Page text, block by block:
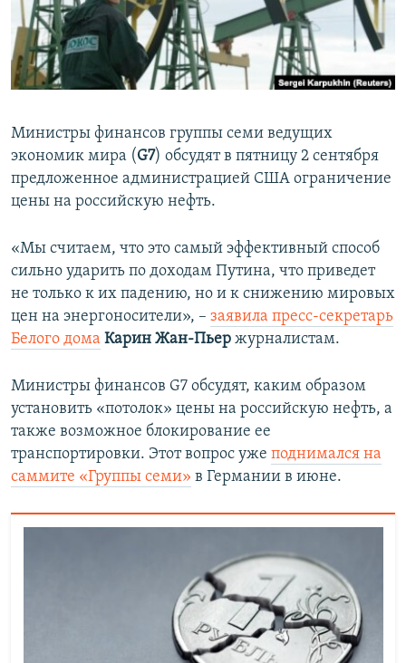
ПОБЕДИТЕЛЕЙ НЕ СУДЯТ?
КРЫМ.НЕПОКОРЕННЫЙ
ELIFBE
ПРИСОЕДИНЯЙТЕСЬ!
Все сайты RFE/RL
Министры финансов группы семи ведущих
экономик мира (G7) обсудят в пятницу 2 сентября
предложенное администрацией США ограничение
цены на российскую нефть.
«Мы считаем, что это самый эффективный способ
сильно ударить по доходам Путина, что приведет
не только к их падению, но и к снижению мировых
цен на энергоносители», – заявила пресс-секретарь
Белого дома Карин Жан-Пьер журналистам.
Министры финансов G7 обсудят, каким образом
установить «потолок» цены на российскую нефть, а
также возможное блокирование ее
транспортировки. Этот вопрос уже поднимался на
саммите «Группы семи» в Германии в июне.